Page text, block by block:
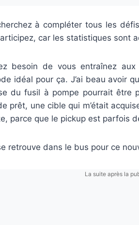
à compléter tous les
car les statistiques sont
besoin de vous entraînez
idéal pour ça. J’ai beau avoir
du fusil à pompe pourrait être
prêt, une cible qui m’était
parce que le pickup est parfois
retrouve dans le bus pour ce
La suite après la